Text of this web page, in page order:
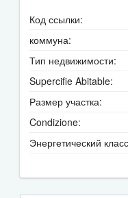
Код ссылки:
коммуна:
Тип недвижимости:
Supercifie Abitable:
Размер участка:
Condizione:
Энергетический